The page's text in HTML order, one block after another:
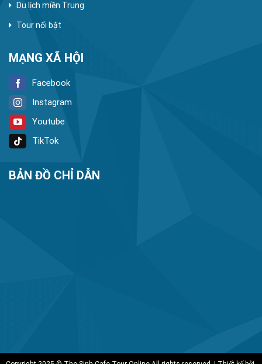
Du lịch miền Trung
Tour nổi bật
MẠNG XÃ HỘI
Facebook
Instagram
Youtube
TikTok
BẢN ĐỒ CHỈ DẪN